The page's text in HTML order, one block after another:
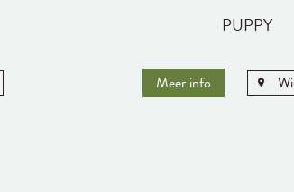
PUPPY
Meer info